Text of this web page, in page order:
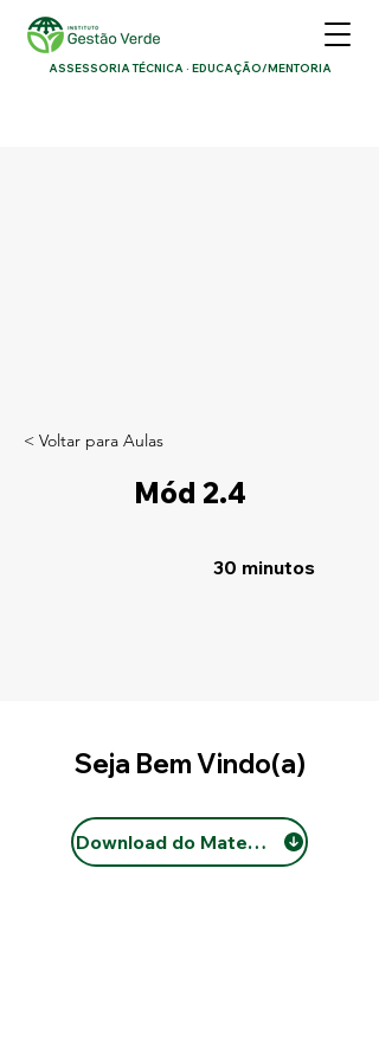
ASSESSORIA TÉCNICA · EDUCAÇÃO/MENTORIA
< Voltar para Aulas
Mód 2.4
30 minutos
Seja Bem Vindo(a)
Download do Material